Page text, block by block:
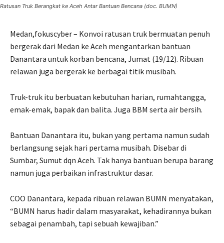
Ratusan Truk Berangkat ke Aceh Antar Bantuan Bencana (doc. BUMN)
Medan,fokuscyber – Konvoi ratusan truk bermuatan penuh
bergerak dari Medan ke Aceh mengantarkan bantuan
Danantara untuk korban bencana, Jumat (19/12). Ribuan
relawan juga bergerak ke berbagai titik musibah.
Truk-truk itu berbuatan kebutuhan harian, rumahtangga,
emak-emak, bapak dan balita. Juga BBM serta air bersih.
Bantuan Danantara itu, bukan yang pertama namun sudah
berlangsung sejak hari pertama musibah. Disebar di
Sumbar, Sumut dqn Aceh. Tak hanya bantuan berupa barang
namun juga perbaikan infrastruktur dasar.
COO Danantara, kepada ribuan relawan BUMN menyatakan,
“BUMN harus hadir dalam masyarakat, kehadirannya bukan
sebagai penambah, tapi sebuah kewajiban.”